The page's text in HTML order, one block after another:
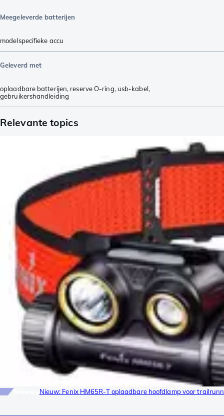
Meegeleverde batterijen
modelspecifieke accu
Geleverd met
oplaadbare batterijen, reserve O-ring, usb-kabel,
gebruikershandleiding
Relevante topics
Nieuw: Fenix HM65R-T oplaadbare hoofdlamp voor